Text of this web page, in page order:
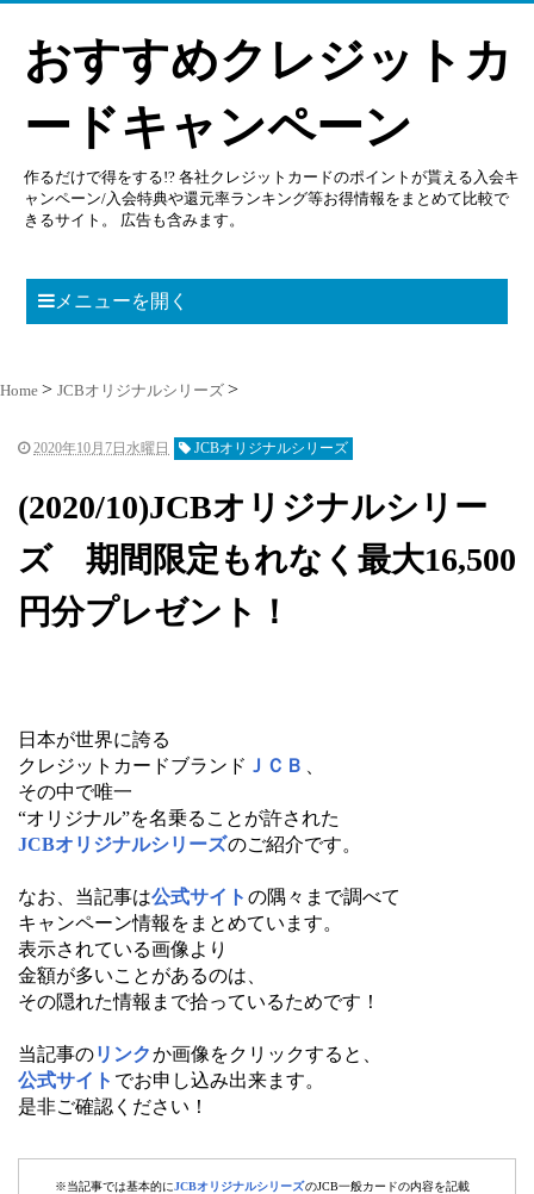
おすすめクレジットカ
ードキャンペーン
作るだけで得をする!? 各社クレジットカードのポイントが貰える入会キ
ャンペーン/入会特典や還元率ランキング等お得情報をまとめて比較で
きるサイト。 広告も含みます。
メニューを開く
Home JCBオリジナルシリーズ
2020年10月7日水曜日 JCBオリジナルシリーズ
(2020/10)JCBオリジナルシリー
ズ 期間限定もれなく最大16,500
円分プレゼント！
日本が世界に誇る
クレジットカードブランド ＪＣＢ
その中で唯一
“オリジナル”を名乗ることが許された
JCBオリジナルシリーズのご紹介です。
なお、当記事は公式サイト の隅々まで調べて
キャンペーン情報をまとめています。
表示されている画像より
金額が多いことがあるのは、
その隠れた情報まで拾っているためです！
当記事のリンクか画像をクリックすると、
公式サイト でお申し込み出来ます。
是非ご確認ください！
※当記事では基本的にJCBオリジナルシリーズのJCB一般カードの内容を記載